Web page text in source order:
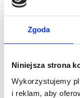
Zgoda
Niniejsza strona
Wykorzystujemy
i reklam, aby
możliwe na
muszą być
którzy nie
obowiązków
kierownictwa.